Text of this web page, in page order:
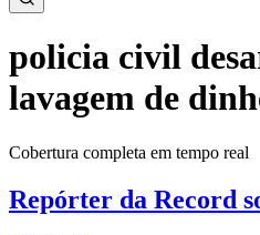
policia civil
lavagem de
Cobertura completa em tempo real
Repórter da Record